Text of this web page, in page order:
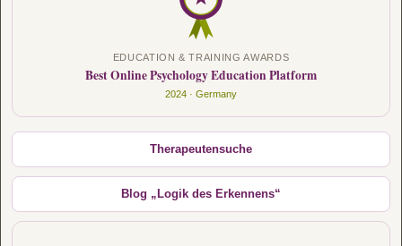
EDUCATION & TRAINING AWARDS
Best Online Psychology Education Platform
2024 · Germany
Therapeutensuche
Blog „Logik des Erkennens“